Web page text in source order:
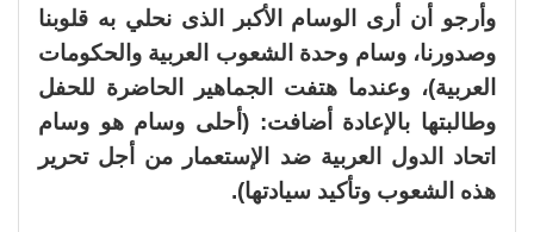
وأرجو أن أرى الوسام الأكبر الذى نحلي به قلوبنا
وصدورنا، وسام وحدة الشعوب العربية والحكومات
العربية)، وعندما هتفت الجماهير الحاضرة للحفل
وطالبتها بالإعادة أضافت: (أحلى وسام هو وسام
اتحاد الدول العربية ضد الإستعمار من أجل تحرير
هذه الشعوب وتأكيد سيادتها).